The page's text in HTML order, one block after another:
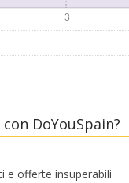
DoYouSpain?
e offerte insuperabili